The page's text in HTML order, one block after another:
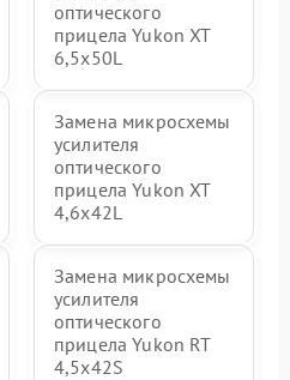
оптического
прицела Yukon XT
6,5x50L
Замена микросхемы
усилителя
оптического
прицела Yukon XT
4,6x42L
Замена микросхемы
усилителя
оптического
прицела Yukon RT
4,5х42S